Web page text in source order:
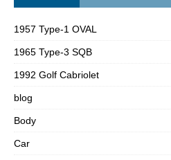
1957 Type-1 OVAL
1965 Type-3 SQB
1992 Golf Cabriolet
blog
Body
Car